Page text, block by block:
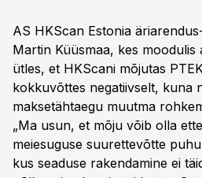
AS HKScan Estonia
Martin Küüsmaa, kes moodulis
ütles, et HKScani mõjutas
kokkuvõttes negatiivselt, kuna
maksetähtaegu muutma
„Ma usun, et mõju võib olla
meiesuguse suurettevõtte
kus seaduse rakendamine ei